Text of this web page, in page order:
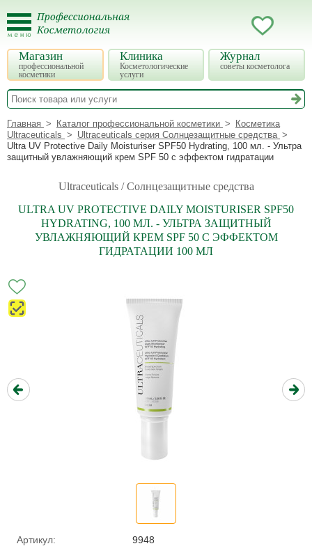
Магазин
профессиональной
косметики
Клиника
Косметологические
услуги
Журнал
советы косметолога
Главная Каталог профессиональной косметики
Косметика
Ultraceuticals
Ultraceuticals серия Солнцезащитные средства
Ultra UV Protective Daily Moisturiser SPF50 Hydrating, 100 мл. - Ультра
защитный увлажняющий крем SPF 50 с эффектом гидратации
Ultraceuticals / Солнцезащитные средства
ULTRA UV PROTECTIVE DAILY MOISTURISER SPF50
HYDRATING, 100 МЛ. - УЛЬТРА ЗАЩИТНЫЙ
УВЛАЖНЯЮЩИЙ КРЕМ SPF 50 С ЭФФЕКТОМ
ГИДРАТАЦИИ 100 МЛ
Артикул:
9948